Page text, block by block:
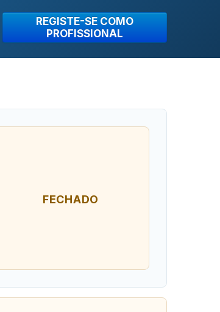
REGISTE-SE COMO
PROFISSIONAL
FECHADO